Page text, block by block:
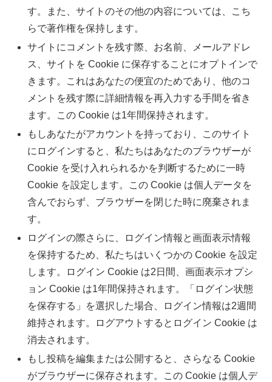
す。また、サイトのその他の内容については、こち
らで著作権を保持します。
サイトにコメントを残す際、お名前、メールアドレ
ス、サイトを Cookie に保存することにオプトインで
きます。これはあなたの便宜のためであり、他のコ
メントを残す際に詳細情報を再入力する手間を省き
ます。この Cookie は1年間保持されます。
もしあなたがアカウントを持っており、このサイト
にログインすると、私たちはあなたのブラウザーが
Cookie を受け入れられるかを判断するために一時
Cookie を設定します。この Cookie は個人データを
含んでおらず、ブラウザーを閉じた時に廃棄されま
す。
ログインの際さらに、ログイン情報と画面表示情報
を保持するため、私たちはいくつかの Cookie を設定
します。ログイン Cookie は2日間、画面表示オプシ
ョン Cookie は1年間保持されます。「ログイン状態
を保存する」を選択した場合、ログイン情報は2週間
維持されます。ログアウトするとログイン Cookie は
消去されます。
もし投稿を編集または公開すると、さらなる Cookie
がブラウザーに保存されます。この Cookie は個人デ